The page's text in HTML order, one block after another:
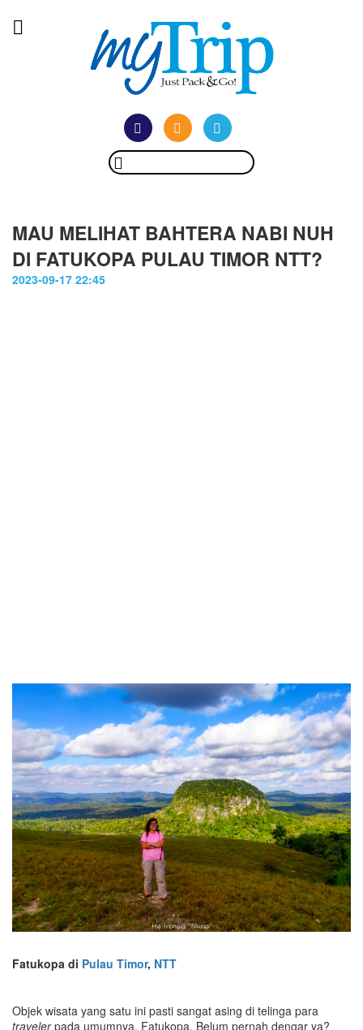
MAU MELIHAT BAHTERA NABI NUH
DI FATUKOPA PULAU TIMOR NTT?
2023-09-17 22:45
Fatukopa di Pulau Timor, NTT
Objek wisata yang satu ini pasti sangat asing di telinga para
travelerpada umumnya. Fatukopa. Belum pernah dengar ya?